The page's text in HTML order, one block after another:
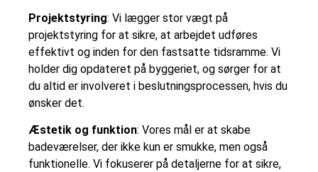
Projektstyring: Vi lægger stor vægt på
projektstyring for at sikre, at arbejdet udføres
effektivt og inden for den fastsatte tidsramme. Vi
holder dig opdateret på byggeriet, og sørger for at
du altid er involveret i beslutningsprocessen, hvis du
ønsker det.
Æstetik og funktion: Vores mål er at skabe
badeværelser, der ikke kun er smukke, men også
funktionelle. Vi fokuserer på detaljerne for at sikre,